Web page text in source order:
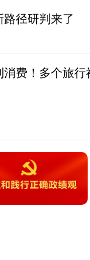
径研判来了
费！多个旅行